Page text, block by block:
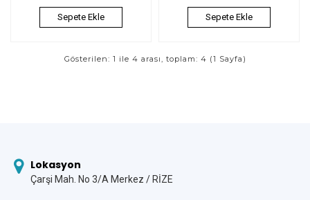
Sepete Ekle Sepete Ekle
Gösterilen: 1 ile 4 arası, toplam: 4 (1 Sayfa)
Lokasyon
Çarşi Mah. No 3/A Merkez / RİZE